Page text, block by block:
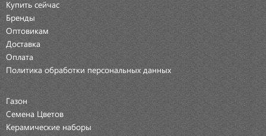
Купить сейчас
Бренды
Оптовикам
Доставка
Оплата
Политика обработки персональных данных
Газон
Семена Цветов
Керамические наборы